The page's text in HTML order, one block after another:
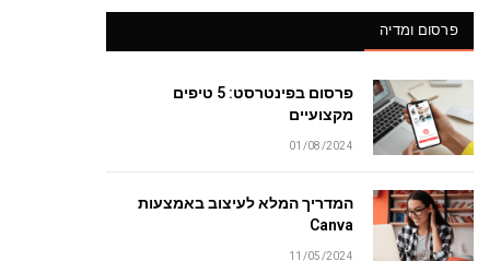
פרסום ומדיה
פרסום בפינטרסט: 5 טיפים
מקצועיים
01/08/2024
המדריך המלא לעיצוב באמצעות
Canva
11/05/2024